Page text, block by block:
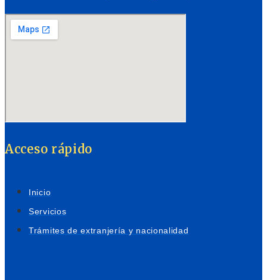
Acceso rápido
Inicio
Servicios
Trámites de extranjería y nacionalidad